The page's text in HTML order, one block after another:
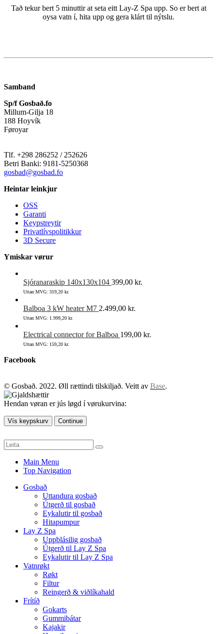
Tað tekur bert 5 minuttir at seta eitt Lay-Z Spa upp. So er bert at
oysa vatn í, hita upp og gera klárt til nýtslu.
Samband
Sp/f Gosbað.fo
Millum-Gilja 18
188 Hoyvík
Føroyar
Tlf. +298 286252 / 252626
Betri Banki: 9181-5250368
gosbad@gosbad.fo
Heintar leinkjur
OSS
Garanti
Keypstreytir
Privatlívspolitikkur
3D Secure
Ymiskar vørur
Sjóranaraskip 140x130x104 399,00 kr.
Uttan MVG: 319,20 kr.
Balboa 3 kW heater M7 2.499,00 kr.
Uttan MVG: 1.999,20 kr.
Electrical connector for Balboa 199,00 kr.
Uttan MVG: 159,20 kr.
Facebook
© Gosbað. 2022. Øll rættindi tilskiljað. Veitt av Base.
Hendan vøran er jús løgd í vørukurvina:
Vís keypskurv Continue
Main Menu
Top Navigation
Gosbað
Uttandura gosbað
Útgerð til gosbað
Eykalutir til gosbað
Hitapumpur
Lay Z Spa
Uppblásilig gosbað
Útgerð til Lay Z Spa
Eykalutir til Lay Z Spa
Vatnrøkt
Røkt
Filtur
Reingerð & viðlíkahald
Frítíð
Gokarts
Gummibátar
Kajakir